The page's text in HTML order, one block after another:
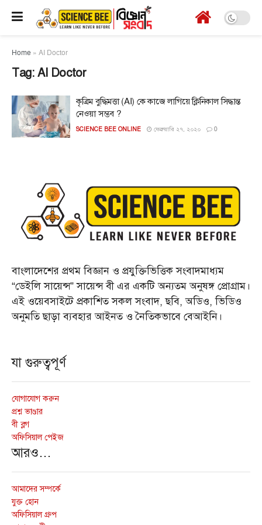
Home » AI Doctor
Tag: AI Doctor
কৃত্রিম বুদ্ধিমত্তা (AI) কে কাজে লাগিয়ে ক্লিনিকাল সিদ্ধান্ত
নেওয়া সম্ভব ?
SCIENCE BEE ONLINE ফেব্রুয়ারি ২৭, ২০২০ 0
বাংলাদেশের প্রথম বিজ্ঞান ও প্রযুক্তিভিত্তিক সংবাদমাধ্যম
“ডেইলি সায়েন্স” সায়েন্স বী এর একটি অন্যতম অনুষঙ্গ প্রোগ্রাম।
এই ওয়েবসাইটে প্রকাশিত সকল সংবাদ, ছবি, অডিও, ভিডিও
অনুমতি ছাড়া ব্যবহার আইনত ও নৈতিকভাবে বেআইনি।
যা গুরুত্বপূর্ণ
যোগাযোগ করুন
প্রশ্ন ভাণ্ডার
বী ব্লগ
অফিসিয়াল পেইজ
আরও…
আমাদের সম্পর্কে
যুক্ত হোন
অফিসিয়াল গ্রুপ